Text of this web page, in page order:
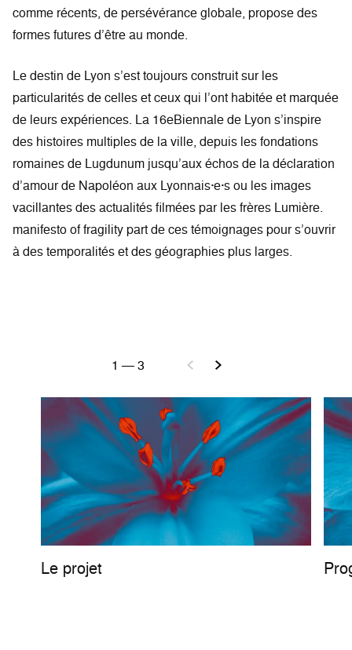
comme récents, de persévérance globale, propose des
formes futures d’être au monde.
Le destin de Lyon s’est toujours construit sur les
particularités de celles et ceux qui l’ont habitée et marquée
de leurs expériences. La 16eBiennale de Lyon s’inspire
des histoires multiples de la ville, depuis les fondations
romaines de Lugdunum jusqu’aux échos de la déclaration
d’amour de Napoléon aux Lyonnais·e·s ou les images
vacillantes des actualités filmées par les frères Lumière.
manifesto of fragility part de ces témoignages pour s’ouvrir
à des temporalités et des géographies plus larges.
1 —3
Le projet